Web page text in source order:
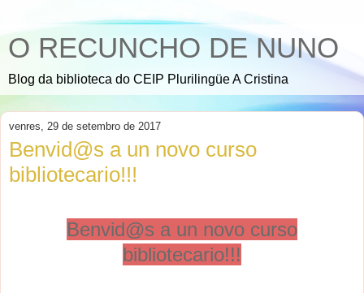
O RECUNCHO DE NUNO
Blog da biblioteca do CEIP Plurilingüe A Cristina
venres, 29 de setembro de 2017
Benvid@s a un novo curso
bibliotecario!!!
Benvid@s a un novo curso
bibliotecario!!!